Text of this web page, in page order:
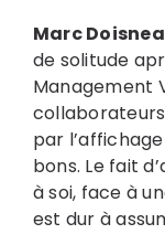
Marc
de solitude
Management
par
bons. Le fait
à soi, face à
est dur à